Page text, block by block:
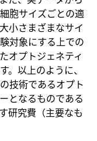
胞サイズごとの適
小さまざまなサイ
対象にする上での
オプトジェネティ
以上のように、
技術であるオプト
となるものである
研究費（主要なも